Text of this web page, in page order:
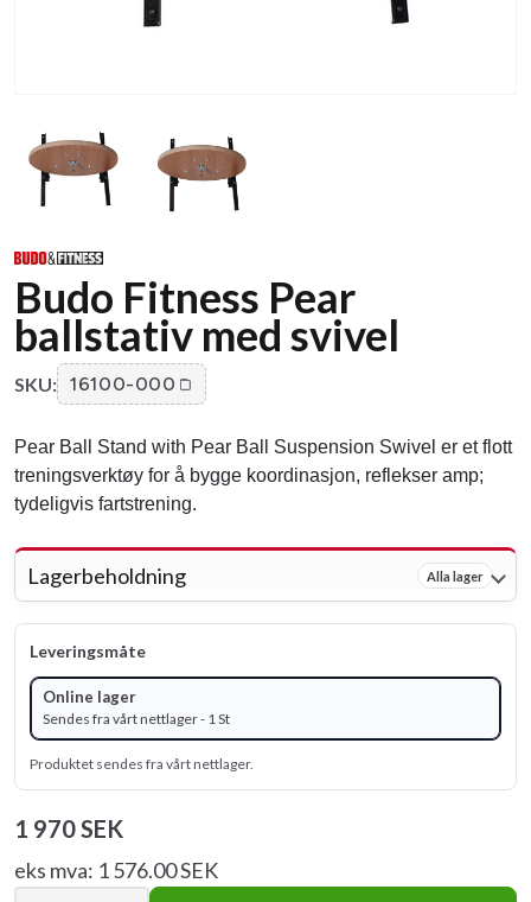
Budo Fitness Pear
ballstativ med svivel
SKU: 16100-000
Pear Ball Stand with Pear Ball Suspension Swivel er et flott
treningsverktøy for å bygge koordinasjon, reflekser amp;
tydeligvis fartstrening.
Lagerbeholdning Alla lager
Leveringsmåte
Online lager
Sendes fra vårt nettlager - 1 St
Produktet sendes fra vårt nettlager.
1 970 SEK
eks mva: 1 576.00 SEK